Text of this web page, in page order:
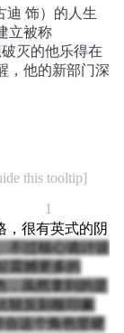
迪 饰）的人生
立被称
灭的他乐得在
，他的新部门深
this tooltip]
1
，很有英式的阴
不过核心诡计设
震撼更多的
，虽然拿到的是
较反刻板印象
合这个角色坚硬